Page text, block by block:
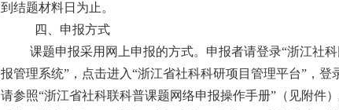
到结题材料日为止。
四、申报方式
课题申报采用网上申报的方式。申报者请登录“浙江社科
报管理系统”，点击进入“浙江省社科科研项目管理平台”，
请参照“浙江省社科联科普课题网络申报操作手册”（见附件）